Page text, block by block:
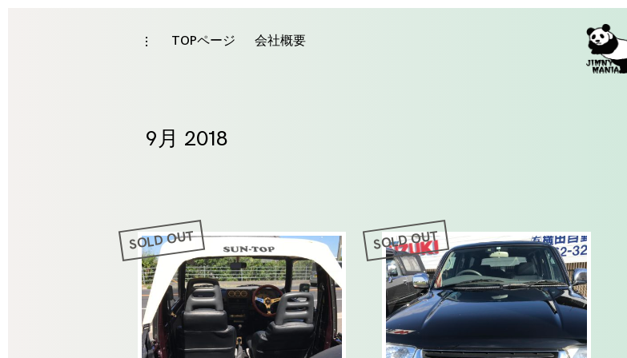
to
toggleTOPページ 会社概要
Month
9月 2018
SOLD OUT SOLD OUT